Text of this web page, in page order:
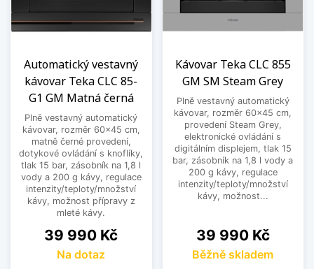
Automatický vestavný
kávovar Teka CLC 85-
G1 GM Matná černá
Plně vestavný automatický
kávovar, rozměr 60x45 cm,
matně černé provedení,
dotykové ovládání s knoflíky,
tlak 15 bar, zásobník na 1,8 l
vody a 200 g kávy, regulace
intenzity/teploty/množství
kávy, možnost přípravy z
mleté kávy.
Cena
39 990 Kč
Na dotaz
Kávovar Teka CLC 855
GM SM Steam Grey
Plně vestavný automatický
kávovar, rozměr 60x45 cm,
provedení Steam Grey,
elektronické ovládání s
digitálním displejem, tlak 15
bar, zásobník na 1,8 l vody a
200 g kávy, regulace
intenzity/teploty/množství
kávy, možnost...
Cena
39 990 Kč
Běžně skladem